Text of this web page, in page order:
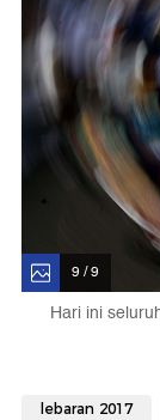
9 / 9
Hari ini
lebaran 2017